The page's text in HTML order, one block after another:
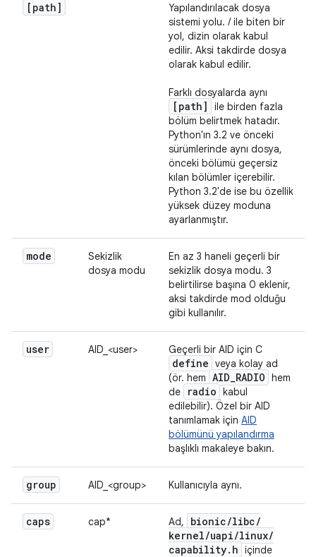
[path]
Yapılandırılacak dosya
sistemi yolu. / ile biten bir
yol, dizin olarak kabul
edilir. Aksi takdirde dosya
olarak kabul edilir.
Farklı dosyalarda aynı
[path]
ile birden fazla
bölüm belirtmek hatadır.
Python'ın 3.2 ve önceki
sürümlerinde aynı dosya,
önceki bölümü geçersiz
kılan bölümler içerebilir.
Python 3.2'de ise bu özellik
yüksek düzey moduna
ayarlanmıştır.
mode
Sekizlik
dosya modu
En az 3 haneli geçerli bir
sekizlik dosya modu. 3
belirtilirse başına 0 eklenir,
aksi takdirde mod olduğu
gibi kullanılır.
user AID_<user> Geçerli bir AID için C
define veya kolay ad
(ör. hem AID_RADIO hem
de
radio kabul
edilebilir). Özel bir AID
tanımlamak için AID
bölümünü yapılandırma
başlıklı makaleye bakın.
group AID_<group> Kullanıcıyla aynı.
caps cap* Ad, bionic/libc/
kernel/uapi/linux/
capability. h içinde